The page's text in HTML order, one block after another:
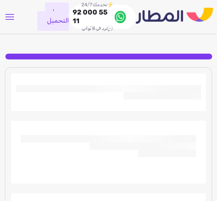
نخدمك 24/7
92 000 55
11
نرد في 8 ثواني
جاري
التحميل